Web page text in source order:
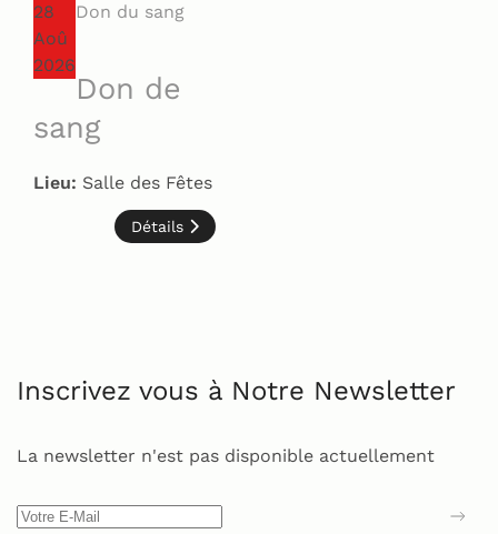
28
Aoû
2026
Don du sang
Don de
sang
Lieu: Salle des Fêtes
Détails
Inscrivez vous à Notre Newsletter
La newsletter n'est pas disponible actuellement